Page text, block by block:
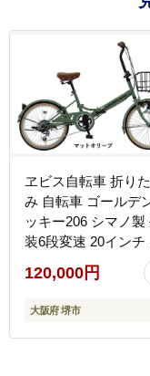
ヱビス自転車 折り
み 自転車 ゴールデ
ッキー206 シマノ製
装6段変速 20インチ
成品【マットオリー
ブ】 【 自転車 折りたた
み自転車 SHIMANO
ツ サイクリング ツ
120,000円
大阪府 堺市